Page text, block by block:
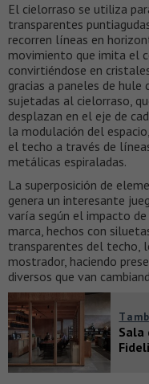
El cielorraso se utiliza
transparentes
recorren líneas en
movimiento que imita el
convirtiéndose en
gracias a paneles de
sujetadas al cielorraso,
desplazan en el eje de
la modulación del
el techo a través de
metálicas espiraladas.
La superposición de
genera un interesante
varía según el impacto
marca, hechos con
transparentes del techo,
mostrador, haciendo
diversos que van
Sala